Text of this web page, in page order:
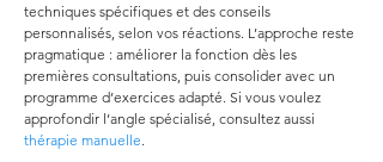
techniques spécifiques et des conseils
personnalisés, selon vos réactions. L’approche reste
pragmatique : améliorer la fonction dès les
premières consultations, puis consolider avec un
programme d’exercices adapté. Si vous voulez
approfondir l’angle spécialisé, consultez aussi
thérapie manuelle.